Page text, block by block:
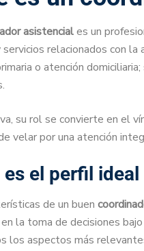
asistenciales un
servicios relacionados con
o atención
su rol se convierte en el
velar por una atención
es el perfil
de un buen
en la toma de decisiones
los aspectos más